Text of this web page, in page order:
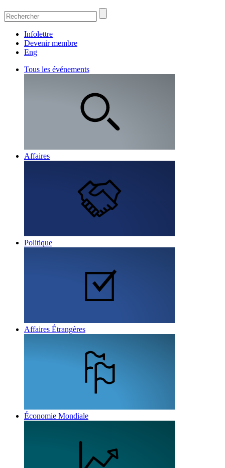
Infolettre
Devenir membre
Eng
Tous les événements
Affaires
Politique
Affaires Étrangères
Économie Mondiale